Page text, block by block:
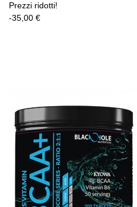
Prezzi ridotti!
-35,00 €